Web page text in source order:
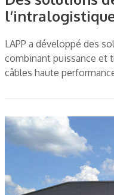
LAPP a développé des
combinant puissance et
câbles haute